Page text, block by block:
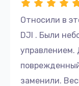
Относили в
DJI . Были
управлением.
заменили.